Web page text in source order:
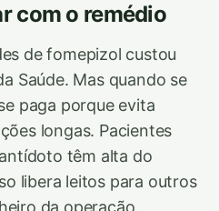
com o remédio
de fomepizol custou
Saúde. Mas quando se
paga porque evita
longas. Pacientes
têm alta do
libera leitos para outros
da operação.